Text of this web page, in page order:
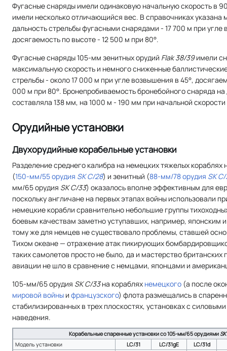
Фугасные снаряды имели одинаковую начальную скорость в
имели несколько отличающийся вес. В справочниках указана
дальность стрельбы фугасными снарядами - 17 700 м при угле
досягаемость по высоте - 12 500 м при 80°.
Фугасные снаряды 105-мм зенитных орудий Flak 38/39имели
максимальную скорость и немного сниженные
стрельбы - около 17 000 м при угле возвышения в 45°,
000 м при 80°. Бронепробиваемость бронебойного снаряда
составляла 138 мм, на 1000 м - 190 мм при начальной
Орудийные установки
Двухорудийные корабельные установки
Разделение среднего калибра на немецких тяжелых кораблях
(150-мм/55 орудия SK C/28) и зенитный (88-мм/78 орудия SK C/
мм/65 орудия SK C/33) оказалось вполне эффективным для
поскольку англичане на первых этапах войны использовали
немецкие корабли сравнительно небольшие группы
боевым качествам заметно уступавших, например, японским
тому же для немцев не существовало проблемы, ставшей
Тихом океане — отражение атак пикирующих
таких самолетов просто не было, да и мастерство британских
авиации не шло в сравнение с немцами, японцами и
105-мм/65 орудия SK C/33на кораблях немецкого (а после
мировой войны и французского) флота размещались в
стабилизированных в трех плоскостях, установках с
наведения.
Корабельные спаренные установки со 105-мм/65 орудиями
Модель установки
LC/31 LC/31gE LC/31d